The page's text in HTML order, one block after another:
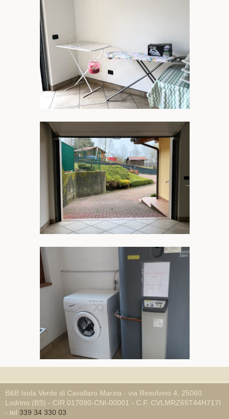
B&B Isola Verde di Cavallaro Marzia - via Resolvino 4, 25060
Lodrino (BS) - CIR 017090-CNI-00001 - C.F. CVLMRZ65T44H717I
- tel 339 34 330 03